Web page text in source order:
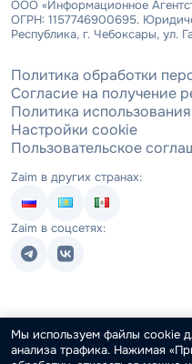
ООО «Информационное
ОГРН: 1157746900695.
Республика, г. Чебоксары, ул.
Политика обработки
Согласие на получение
Политика
Настройки cookie
Пользовательское
Zaim в других странах:
Zaim в соцсетях:
Мы используем файлы cookie
анализа трафика. Нажимая